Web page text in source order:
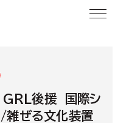
ジウム「交ぜる/混ぜる/雑ぜる文化装置とポリ
GRL後援 国際シ
/雑ぜる文化装置